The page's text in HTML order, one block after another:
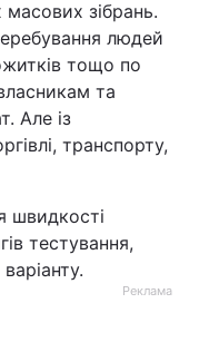
зібрань.
людей
тощо по
та
Але із
транспорту,
швидкості
тестування,
Реклама